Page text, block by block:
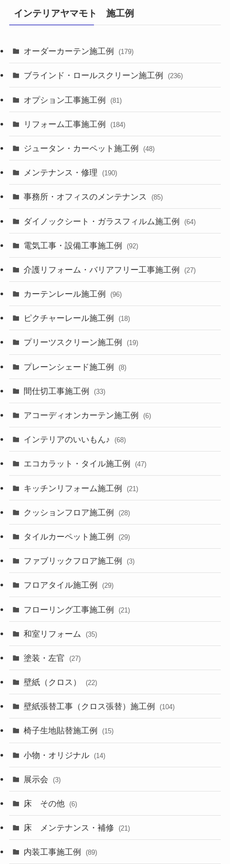
インテリアヤマモト 施工例
オーダーカーテン施工例 (179)
ブラインド・ロールスクリーン施工例 (236)
オプション工事施工例 (81)
リフォーム工事施工例 (184)
ジュータン・カーペット施工例 (48)
メンテナンス・修理 (190)
事務所・オフィスのメンテナンス (85)
ダイノックシート・ガラスフィルム施工例 (64)
電気工事・設備工事施工例 (92)
介護リフォーム・バリアフリー工事施工例 (27)
カーテンレール施工例 (96)
ピクチャーレール施工例 (18)
プリーツスクリーン施工例 (19)
プレーンシェード施工例 (8)
間仕切工事施工例 (33)
アコーディオンカーテン施工例 (6)
インテリアのいいもん♪ (68)
エコカラット・タイル施工例 (47)
キッチンリフォーム施工例 (21)
クッションフロア施工例 (28)
タイルカーペット施工例 (29)
ファブリックフロア施工例 (3)
フロアタイル施工例 (29)
フローリング工事施工例 (21)
和室リフォーム (35)
塗装・左官 (27)
壁紙（クロス） (22)
壁紙張替工事（クロス張替）施工例 (104)
椅子生地貼替施工例 (15)
小物・オリジナル (14)
展示会 (3)
床 その他 (6)
床 メンテナンス・補修 (21)
内装工事施工例 (89)